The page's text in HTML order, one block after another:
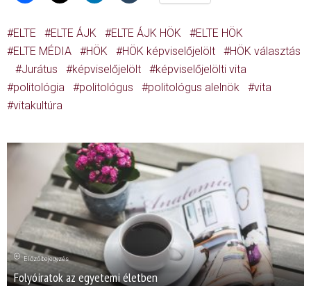
ELTE ELTE ÁJK ELTE ÁJK HÖK
ELTE HÖK
ELTE MÉDIA
HÖK HÖK képviselőjelölt
HÖK választás
Jurátus
képviselőjelölt
képviselőjelölti vita
politológia
politológus politológus alelnök
vita
vitakultúra
Előző bejegyzés
Folyóiratok az egyetemi életben